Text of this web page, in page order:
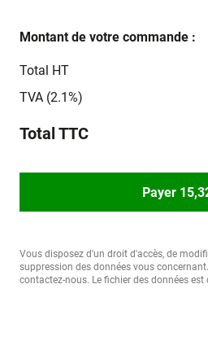
Montant de votre commande :
Total HT
TVA (2.1%)
Total TTC
Payer
Vous disposez d'un droit d'accès, de
suppression des données vous
contactez-nous. Le fichier des données est